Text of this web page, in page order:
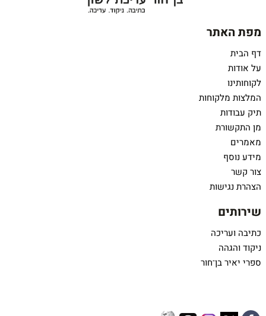
מפת האתר
דף הבית
על אודות
לקוחותינו
המלצות מלקוחות
תיק עבודות
מן התקשורת
מאמרים
מידע נוסף
צור קשר
הצהרת נגישות
שירותים
כתיבה ועריכה
ניקוד והגהה
ספרי יאיר בן־חור